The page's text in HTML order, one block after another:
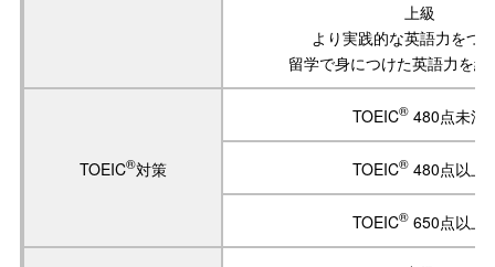
上級
より実践的な英語力をつ
留学で身につけた英語力を維
TOEIC®対策
TOEIC® 480点未満
TOEIC® 480点以上
TOEIC® 650点以上